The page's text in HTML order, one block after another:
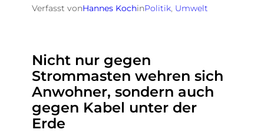
Verfasst vonHannes KochinPolitik, Umwelt
Nicht nur gegen
Strommasten wehren sich
Anwohner, sondern auch
gegen Kabel unter der
Erde